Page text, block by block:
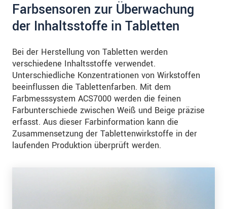
Farbsensoren zur Überwachung
der Inhaltsstoffe in Tabletten
Bei der Herstellung von Tabletten werden
verschiedene Inhaltsstoffe verwendet.
Unterschiedliche Konzentrationen von Wirkstoffen
beeinflussen die Tablettenfarben. Mit dem
Farbmesssystem ACS7000 werden die feinen
Farbunterschiede zwischen Weiß und Beige präzise
erfasst. Aus dieser Farbinformation kann die
Zusammensetzung der Tablettenwirkstoffe in der
laufenden Produktion überprüft werden.